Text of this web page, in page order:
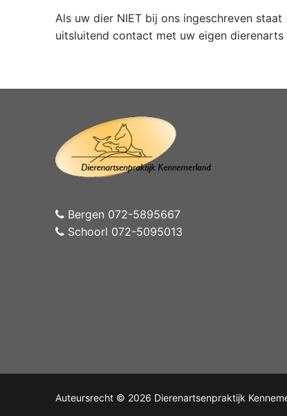
Als uw dier NIET bij ons ingeschreven
uitsluitend contact met uw eigen
Bergen 072-5895667
Schoorl 072-5095013
Auteursrecht © 2026 Dierenartsenpraktijk